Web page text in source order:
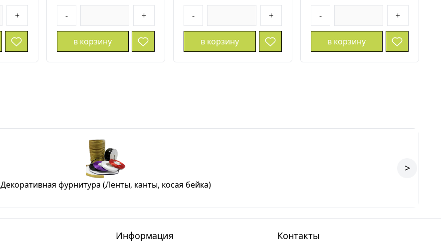
+ - +
в корзину
- +
в корзину
- +
в корзину
Декоративная фурнитура (Ленты, канты, косая бейка)
>
Информация Контакты